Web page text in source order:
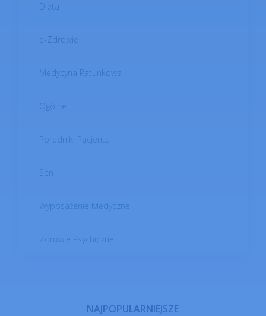
Dieta
e-Zdrowie
Medycyna Ratunkowa
Ogólne
Poradniki Pacjenta
Sen
Wyposażenie Medyczne
Zdrowie Psychiczne
NAJPOPULARNIEJSZE